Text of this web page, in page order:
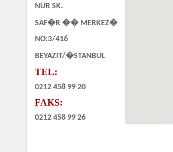
NUR SK.
SAF�R �� MERKEZ�
NO:3/416
BEYAZIT/�STANBUL
TEL:
0212 458 99 20
FAKS:
0212 458 99 26